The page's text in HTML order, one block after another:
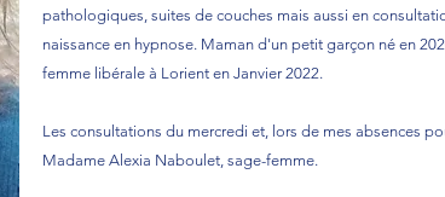
pathologiques, suites de couches mais aussi en
naissance en hypnose. Maman d'un petit garçon né en
femme libérale à Lorient en Janvier 2022.
Les consultations du mercredi et, lors de mes absences
Madame Alexia Naboulet, sage-femme.